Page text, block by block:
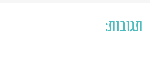
תגובות: